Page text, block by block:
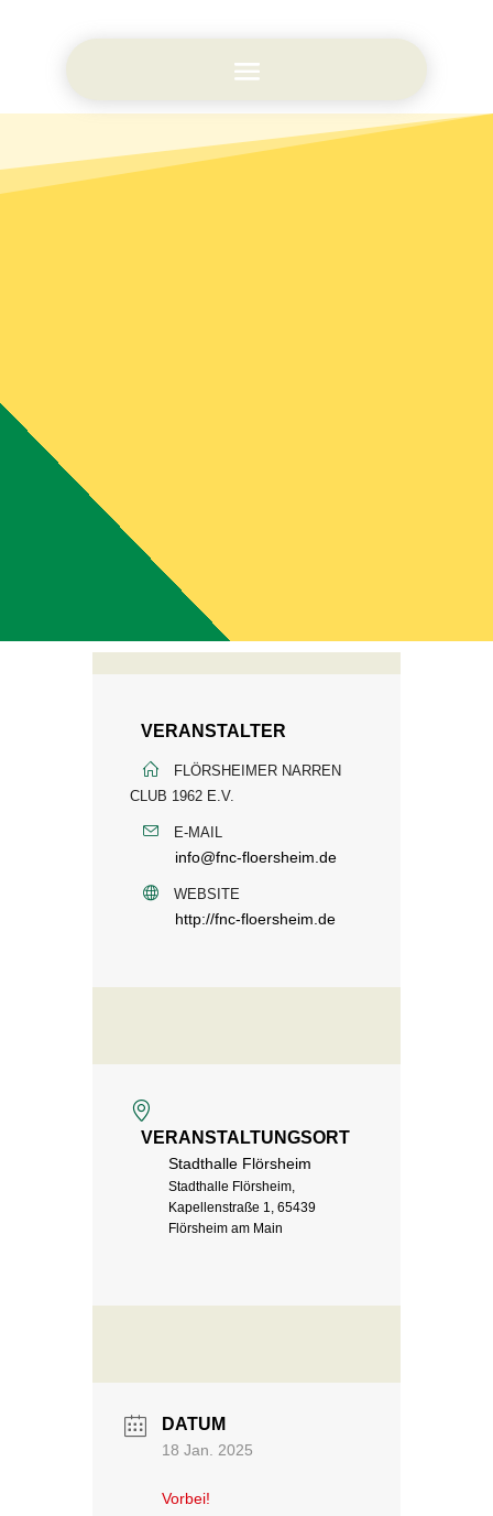
VERANSTALTER
FLÖRSHEIMER NARREN
CLUB 1962 E.V.
E-MAIL
info@fnc-floersheim.de
WEBSITE
http://fnc-floersheim.de
VERANSTALTUNGSORT
Stadthalle Flörsheim
Stadthalle Flörsheim,
Kapellenstraße 1, 65439
Flörsheim am Main
DATUM
18 Jan. 2025
Vorbei!